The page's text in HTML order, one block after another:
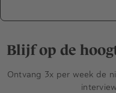
Blijf op de
Ontvang 3x per week de